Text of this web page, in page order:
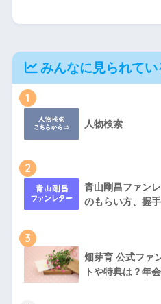
みんなに見られてい
1
人物検索
2
青山剛昌ファン
のもらい方、握
3
畑芽育 公式ファ
トや特典は？年